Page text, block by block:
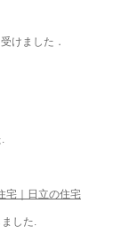
けました．
宅｜日立の住宅
した.